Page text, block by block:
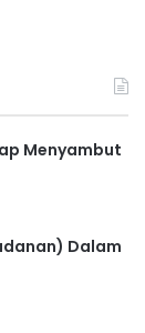
Menyambut
Dalam